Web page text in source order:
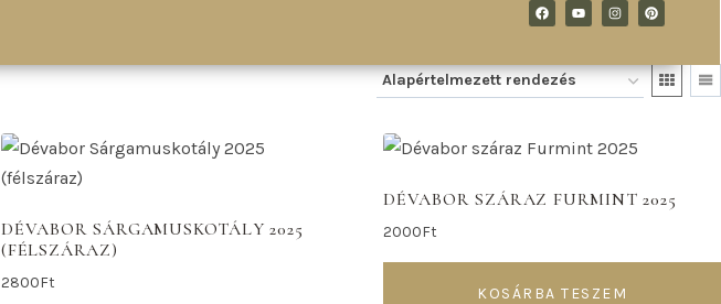
DÉVABOR SÁRGAMUSKOTÁLY 2025
(FÉLSZÁRAZ)
2800Ft
DÉVABOR SZÁRAZ FURMINT 2025
2000Ft
KOSÁRBA TESZEM